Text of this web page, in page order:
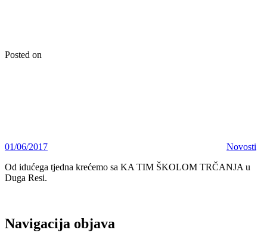
Posted on
01/06/2017
Novosti
Od idućega tjedna krećemo sa KA TIM ŠKOLOM TRČANJA u
Duga Resi.
Navigacija objava